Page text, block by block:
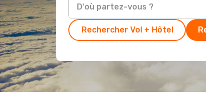
Rechercher Vol + Hôtel